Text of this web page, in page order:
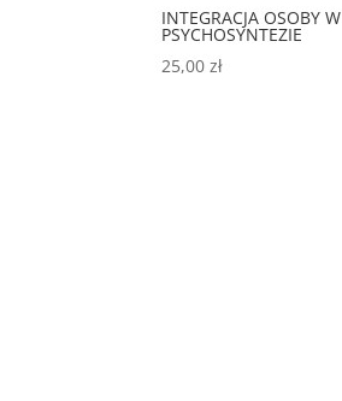
INTEGRACJA OSOBY W
PSYCHOSYNTEZIE
25,00zł